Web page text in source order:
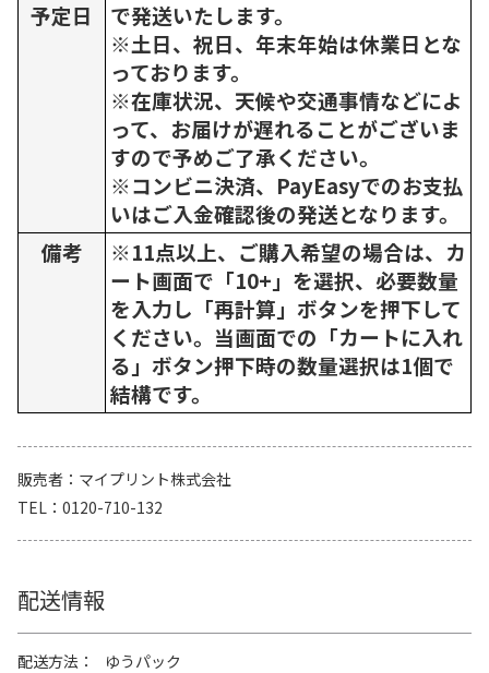
予定日
で発送いたします。
※土日、祝日、年末年始は休業日とな
っております。
※在庫状況、天候や交通事情などによ
って、お届けが遅れることがございま
すので予めご了承ください。
※コンビニ決済、PayEasyでのお支払
いはご入金確認後の発送となります。
備考
※11点以上、ご購入希望の場合は、カ
ート画面で「10+」を選択、必要数量
を入力し「再計算」ボタンを押下して
ください。当画面での「カートに入れ
る」ボタン押下時の数量選択は1個で
結構です。
販売者
マイプリント株式会社
TEL
0120-710-132
配送情報
配送方法
ゆうパック